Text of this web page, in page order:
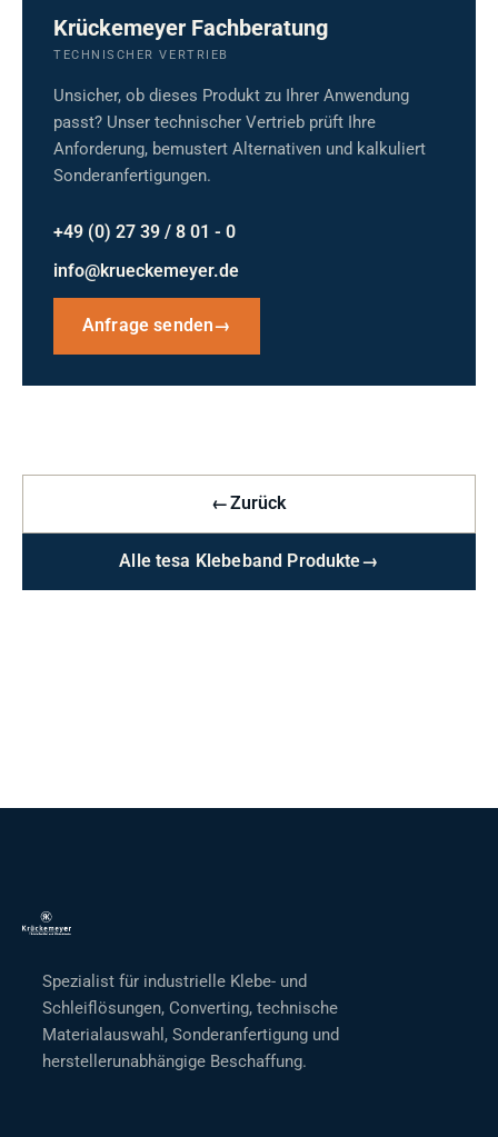
Krückemeyer Fachberatung
TECHNISCHER VERTRIEB
Unsicher, ob dieses Produkt zu Ihrer Anwendung
passt? Unser technischer Vertrieb prüft Ihre
Anforderung, bemustert Alternativen und kalkuliert
Sonderanfertigungen.
+49 (0) 27 39 / 8 01 - 0
info@krueckemeyer.de
Anfrage senden→
←Zurück
Alle tesa Klebeband Produkte→
Spezialist für industrielle Klebe- und
Schleiflösungen, Converting, technische
Materialauswahl, Sonderanfertigung und
herstellerunabhängige Beschaffung.